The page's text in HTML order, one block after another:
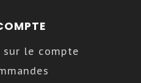
le compte